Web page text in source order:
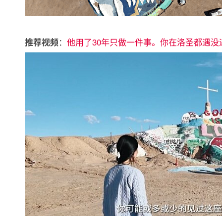
推荐视频： 他用了30年只做一件事。你在洛圣都遇